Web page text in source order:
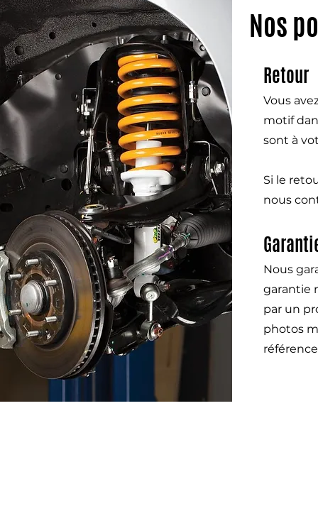
Nos
Retour
Vous
motif
sont à
Si le
nous
Nous
garantie
par un
photos